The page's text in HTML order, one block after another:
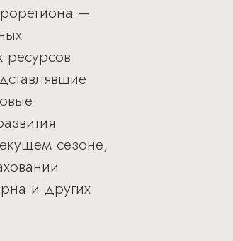
–
ресурсов
сезоне,
и других